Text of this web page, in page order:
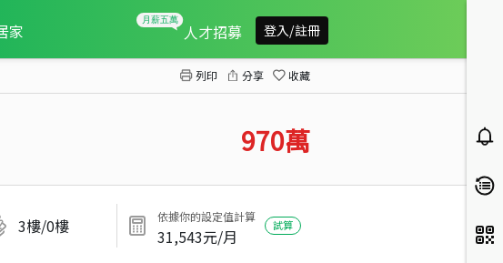
家 人才招募 登入/註冊
列印 分享 收藏
970萬
3樓/0樓 依據你的設定值計算
31,543元/月
試算